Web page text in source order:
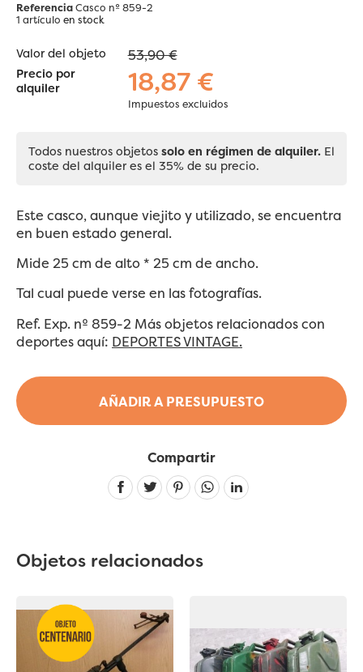
ReferenciaCasco nº 859-2
1 artículo en stock
AÑADIR A PRESUPUESTO
Valor del objeto 53,90 €
Precio por
alquiler
18,87 €
Impuestos excluidos
Todos nuestros objetos solo en régimen de alquiler. El
coste del alquiler es el 35% de su precio.
Este casco, aunque viejito y utilizado, se encuentra
en buen estado general.
Mide 25 cm de alto * 25 cm de ancho.
Tal cual puede verse en las fotografías.
Ref. Exp. nº 859-2 Más objetos relacionados con
deportes aquí: DEPORTES VINTAGE.
Compartir
Linkedin
Objetos relacionados